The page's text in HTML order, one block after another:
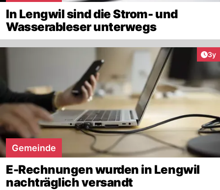
In Lengwil sind die Strom- und
Wasserableser unterwegs
3y
Gemeinde
E-Rechnungen wurden in Lengwil
nachträglich versandt